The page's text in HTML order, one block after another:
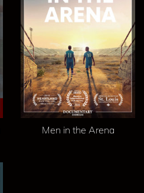
Men in the Arena